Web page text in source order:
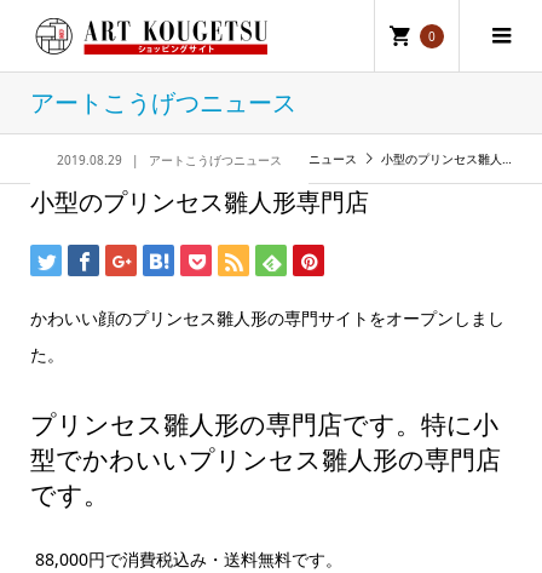
0
アートこうげつニュース
アートこうげつニュース アートこうげつニュース 小型のプリンセス雛人形専門店
2019.08.29 アートこうげつニュース
小型のプリンセス雛人形専門店
かわいい顔のプリンセス雛人形の専門サイトをオープンしまし
た。
プリンセス雛人形の専門店です。特に小
型でかわいいプリンセス雛人形の専門店
です。
88,000円で消費税込み・送料無料です。